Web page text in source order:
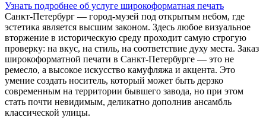
Узнать подробнее об услуге широкоформатная печать
Санкт-Петербург — город-музей под открытым небом, где
эстетика является высшим законом. Здесь любое визуальное
вторжение в историческую среду проходит самую строгую
проверку: на вкус, на стиль, на соответствие духу места. Заказ
широкоформатной печати в Санкт-Петербурге — это не
ремесло, а высокое искусство камуфляжа и акцента. Это
умение создать носитель, который может быть дерзко
современным на территории бывшего завода, но при этом
стать почти невидимым, деликатно дополнив ансамбль
классической улицы.